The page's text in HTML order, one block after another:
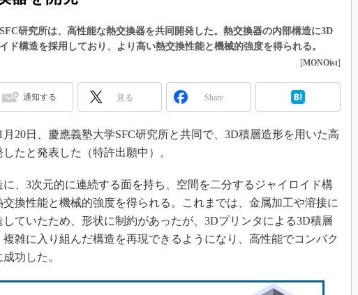
EdgeTech+
AUTOMOTIVE WORLD
産業オープンネット展
車載ソフト開発
3Dプリンタ
S＆OP
イノベーション
製造業ビッグデータ
メイドインジャパン
研究所は、高性能な熱交換器を共同開発した。熱交換器の内部構造に3D
ド構造を採用しており、より高い熱交換性能と機械的強度を得られる。
[MONOist]
通知する 見る Share
20日、慶應義塾大学SFC研究所と共同で、3D積層造形を用いた高
たと発表した（特許出願中）。
、3次元的に連続する面を持ち、空間を二分するジャイロイド構
換性能と機械的強度を得られる。これまでは、金属加工や溶接に
ていたため、形状に制約があったが、3Dプリンタによる3D積層
雑に入り組んだ構造を再現できるようになり、高性能でコンパク
功した。